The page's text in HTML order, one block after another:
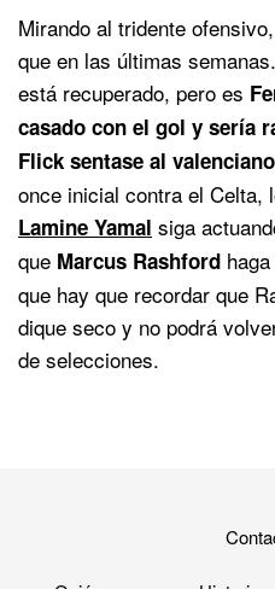
Mirando al tridente
que en las últimas
está recuperado, pero es
casado con el gol y sería
Flick sentase al
once inicial contra el Celta,
Lamine Yamal siga
que Marcus Rashford
que hay que recordar que
dique seco y no podrá
de selecciones.